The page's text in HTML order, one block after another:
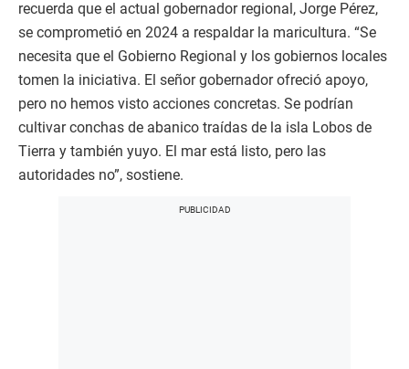
recuerda que el actual gobernador regional, Jorge Pérez,
se comprometió en 2024 a respaldar la maricultura. “Se
necesita que el Gobierno Regional y los gobiernos locales
tomen la iniciativa. El señor gobernador ofreció apoyo,
pero no hemos visto acciones concretas. Se podrían
cultivar conchas de abanico traídas de la isla Lobos de
Tierra y también yuyo. El mar está listo, pero las
autoridades no”, sostiene.